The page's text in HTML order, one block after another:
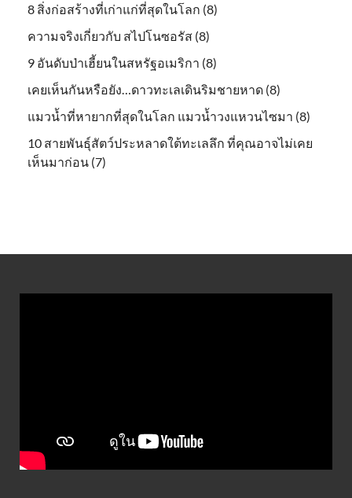
8 สิ่งก่อสร้างที่เก่าแก่ที่สุดในโลก (8)
ความจริงเกี่ยวกับ สไปโนซอรัส (8)
9 อันดับป่าเฮี้ยนในสหรัฐอเมริกา (8)
เคยเห็นกันหรือยัง…ดาวทะเลเดินริมชายหาด (8)
แมวน้ำที่หายากที่สุดในโลก แมวน้ำวงแหวนไซมา (8)
10 สายพันธุ์สัตว์ประหลาดใต้ทะเลลึก ที่คุณอาจไม่เคย
เห็นมาก่อน (7)